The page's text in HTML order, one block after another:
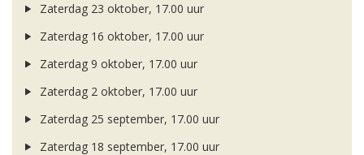
Zaterdag 23 oktober, 17.00 uur
Zaterdag 16 oktober, 17.00 uur
Zaterdag 9 oktober, 17.00 uur
Zaterdag 2 oktober, 17.00 uur
Zaterdag 25 september, 17.00 uur
Zaterdag 18 september, 17.00 uur